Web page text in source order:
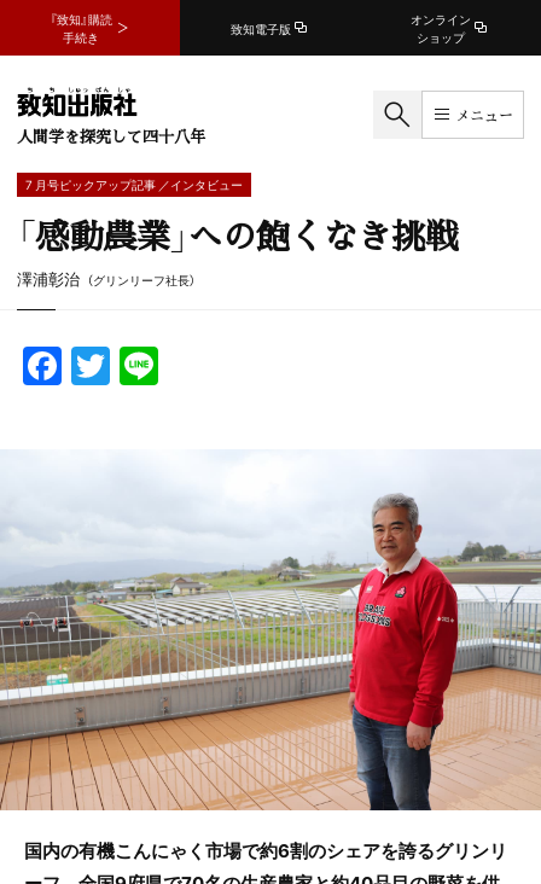
『致知』購読
手続き
致知電子版
オンライン
ショップ
人間学を探究して四十八年
メニュー
7 月号ピックアップ記事 ／インタビュー
「感動農業」への飽くなき挑戦
澤浦彰治 （グリンリーフ社長）
F
a
o
o
k
T
w
国内の有機こんにゃく市場で約6割のシェアを誇るグリンリ